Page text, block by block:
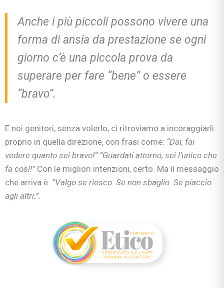
Anche i più piccoli possono vivere una
forma di ansia da prestazione se ogni
giorno c’è una piccola prova da
superare per fare “bene” o essere
“bravo”.
E noi genitori, senza volerlo, ci ritroviamo a incoraggiarli
proprio in quella direzione, con frasi come: “Dai, fai
vedere quanto sei bravo!” “Guardati attorno, sei l’unico che
fa così!”Con le migliori intenzioni, certo. Ma il messaggio
che arriva è: “Valgo se riesco. Se non sbaglio. Se piaccio
agli altri.”.